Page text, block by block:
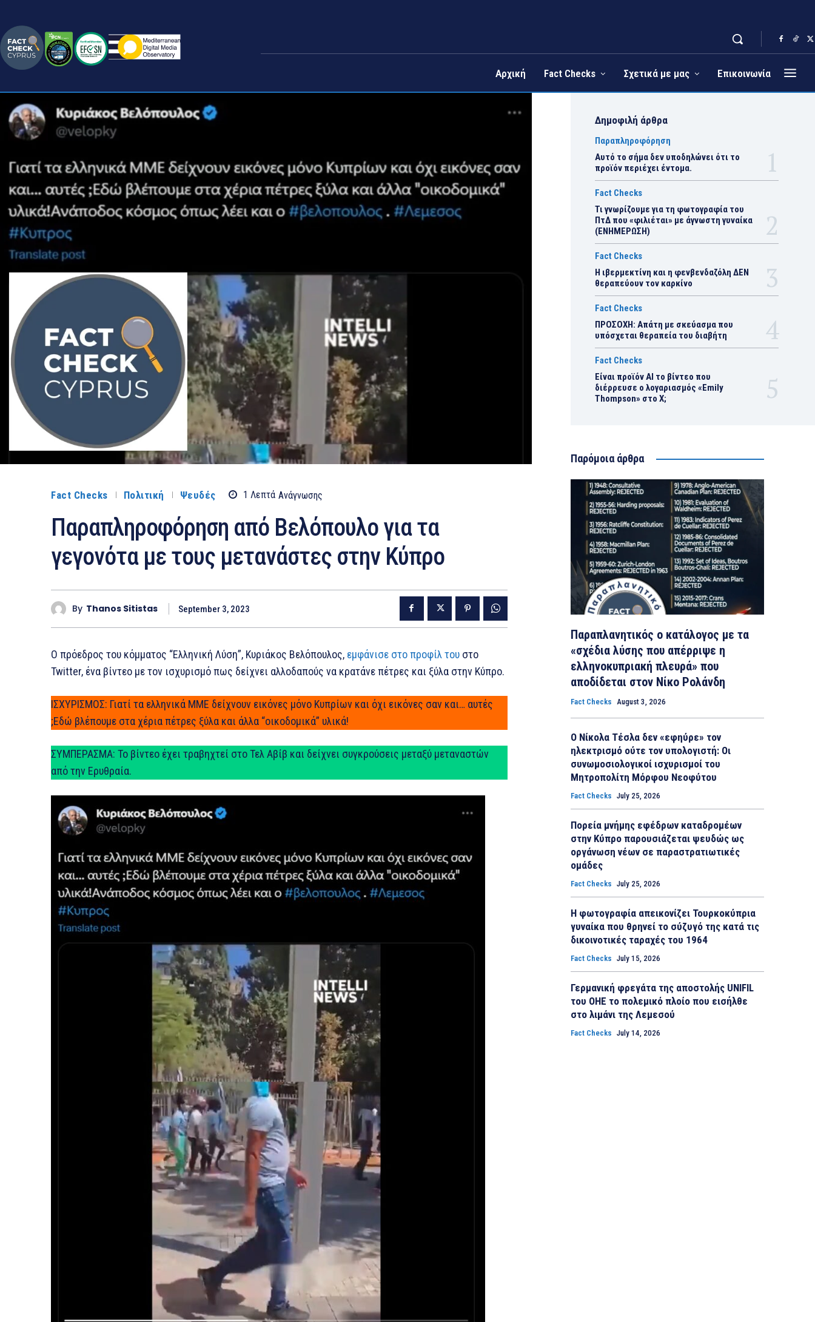
Αρχική Fact Checks Σχετικά με μας Επικοινωνία
Fact Checks Πολιτική Ψευδές 1 Λεπτά Ανάγνωσης
Παραπληροφόρηση από Βελόπουλο για τα
γεγονότα με τους μετανάστες στην Κύπρο
By Thanos Sitistas September 3, 2023
Ο πρόεδρος του κόμματος “Ελληνική Λύση”, Κυριάκος Βελόπουλος, εμφάνισε στο προφίλ του στο
Twitter, ένα βίντεο με τον ισχυρισμό πως δείχνει αλλοδαπούς να κρατάνε πέτρες και ξύλα στην Κύπρο.
ΙΣΧΥΡΙΣΜΟΣ: Γιατί τα ελληνικά ΜΜΕ δείχνουν εικόνες μόνο Κυπρίων και όχι εικόνες σαν και… αυτές
;Εδώ βλέπουμε στα χέρια πέτρες ξύλα και άλλα “οικοδομικά” υλικά!
ΣΥΜΠΕΡΑΣΜΑ: Το βίντεο έχει τραβηχτεί στο Τελ Αβίβ και δείχνει συγκρούσεις μεταξύ μεταναστών
από την Ερυθραία.
Δημοφιλή άρθρα
Παραπληροφόρηση
Αυτό το σήμα δεν υποδηλώνει ότι το
προϊόν περιέχει έντομα.
Fact Checks
Τι γνωρίζουμε για τη φωτογραφία του
ΠτΔ που «φιλιέται» με άγνωστη γυναίκα
(ΕΝΗΜΕΡΩΣΗ)
Fact Checks
Η ιβερμεκτίνη και η φενβενδαζόλη ΔΕΝ
θεραπεύουν τον καρκίνο
Fact Checks
ΠΡΟΣΟΧΗ: Απάτη με σκεύασμα που
υπόσχεται θεραπεία του διαβήτη
Fact Checks
Είναι προϊόν ΑΙ το βίντεο που
διέρρευσε ο λογαριασμός «Emily
Thompson» στο Χ;
Παρόμοια άρθρα
Παραπλανητικός ο κατάλογος με τα
«σχέδια λύσης που απέρριψε η
ελληνοκυπριακή πλευρά» που
αποδίδεται στον Νίκο Ρολάνδη
Fact Checks August 3, 2026
Ο Νίκολα Τέσλα δεν «εφηύρε» τον
ηλεκτρισμό ούτε τον υπολογιστή: Οι
συνωμοσιολογικοί ισχυρισμοί του
Μητροπολίτη Μόρφου Νεοφύτου
Fact Checks July 25, 2026
Πορεία μνήμης εφέδρων καταδρομέων
στην Κύπρο παρουσιάζεται ψευδώς ως
οργάνωση νέων σε παραστρατιωτικές
ομάδες
Fact Checks July 25, 2026
Η φωτογραφία απεικονίζει Τουρκοκύπρια
γυναίκα που θρηνεί το σύζυγό της κατά τις
δικοινοτικές ταραχές του 1964
Fact Checks July 15, 2026
Γερμανική φρεγάτα της αποστολής UNIFIL
του ΟΗΕ το πολεμικό πλοίο που εισήλθε
στο λιμάνι της Λεμεσού
Fact Checks July 14, 2026